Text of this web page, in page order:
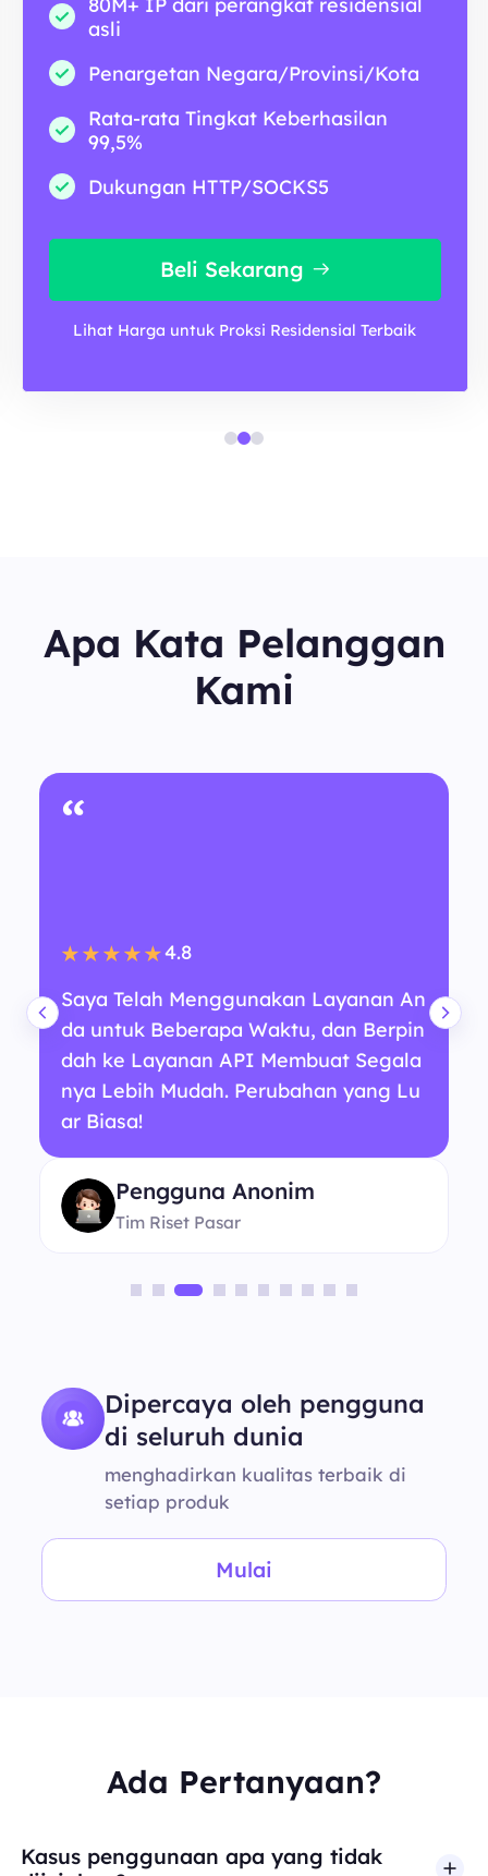
asli
Penargetan Negara/Provinsi/Kota
Rata-rata Tingkat Keberhasilan
99,5%
Dukungan HTTP/SOCKS5
Beli Sekarang
Lihat Harga untuk Proksi Residensial Terbaik
Apa Kata Pelanggan
Kami
“
★★★★★4.8
Saya Telah Menggunakan Layanan An
da untuk Beberapa Waktu, dan Berpin
dah ke Layanan API Membuat Segala
nya Lebih Mudah. Perubahan yang Lu
ar Biasa!
Pengguna Anonim
Tim Riset Pasar
Dipercaya oleh pengguna
di seluruh dunia
menghadirkan kualitas terbaik di
setiap produk
Mulai
Ada Pertanyaan?
Kasus penggunaan apa yang tidak